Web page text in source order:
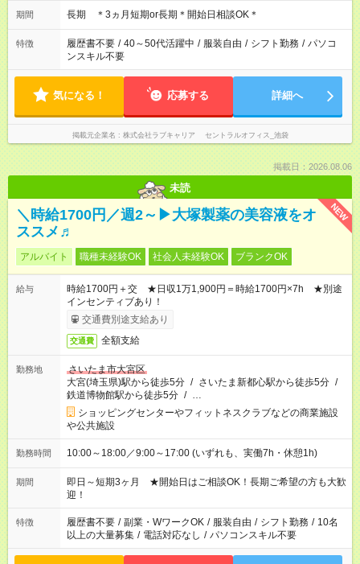
期間 長期 ＊3ヵ月短期or長期＊開始日相談OK＊
特徴 履歴書不要 / 40～50代活躍中 / 服装自由 / シフト勤務 / パソコ
ンスキル不要
気になる！ 応募する 詳細へ
掲載元企業名 株式会社ラブキャリア セントラルオフィス_池袋
掲載日：2026.08.06
未読
NEW
＼時給1700円／週2～▶大塚製薬の美容液をオ
ススメ♬
アルバイト 職種未経験OK 社会人未経験OK ブランクOK
給与
時給1700円＋交 ★日収1万1,900円＝時給1700円×7h ★別途
インセンティブあり！
交通費別途支給あり
交通費 全額支給
勤務地
さいたま市大宮区
大宮(埼玉県)駅から徒歩5分 / さいたま新都心駅から徒歩5分 /
鉄道博物館駅から徒歩5分 / …
ショッピングセンターやフィットネスクラブなどの商業施設
や公共施設
勤務時間 10:00～18:00／9:00～17:00 (いずれも、実働7h・休憩1h)
期間
即日～短期3ヶ月 ★開始日はご相談OK！長期ご希望の方も大歓
迎！
特徴 履歴書不要 / 副業・WワークOK / 服装自由 / シフト勤務 / 10名
以上の大量募集 / 電話対応なし / パソコンスキル不要